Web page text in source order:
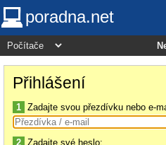
poradna.net
Přihlášení
1 Zadajte svou přezdívku nebo e-
2 Zadajte své heslo: